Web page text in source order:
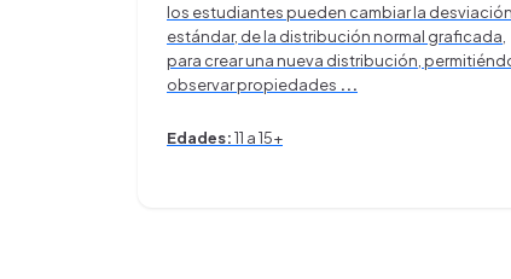
los estudiantes pueden cambiar la desviación
estándar, de la distribución normal graficada,
para crear una nueva distribución,
observar propiedades ...
Edades:11 a 15+